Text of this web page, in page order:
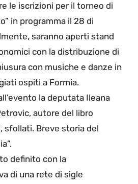
le iscrizioni per il torneo di
in programma il 28 di
saranno aperti stand
con la distribuzione di
con musiche e danze in
ospiti a Formia.
la deputata Ileana
autore del libro
sfollati. Breve storia del
definito con la
di una rete di sigle